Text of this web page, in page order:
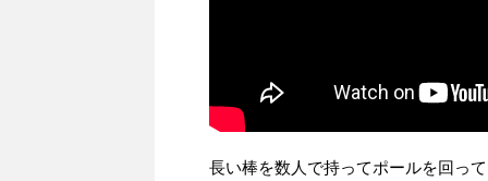
長い棒を数人で持ってポールを回って